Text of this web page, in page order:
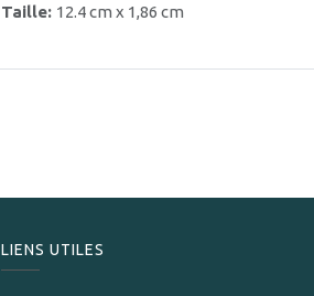
Taille: 12.4 cm x 1,86 cm
LIENS UTILES